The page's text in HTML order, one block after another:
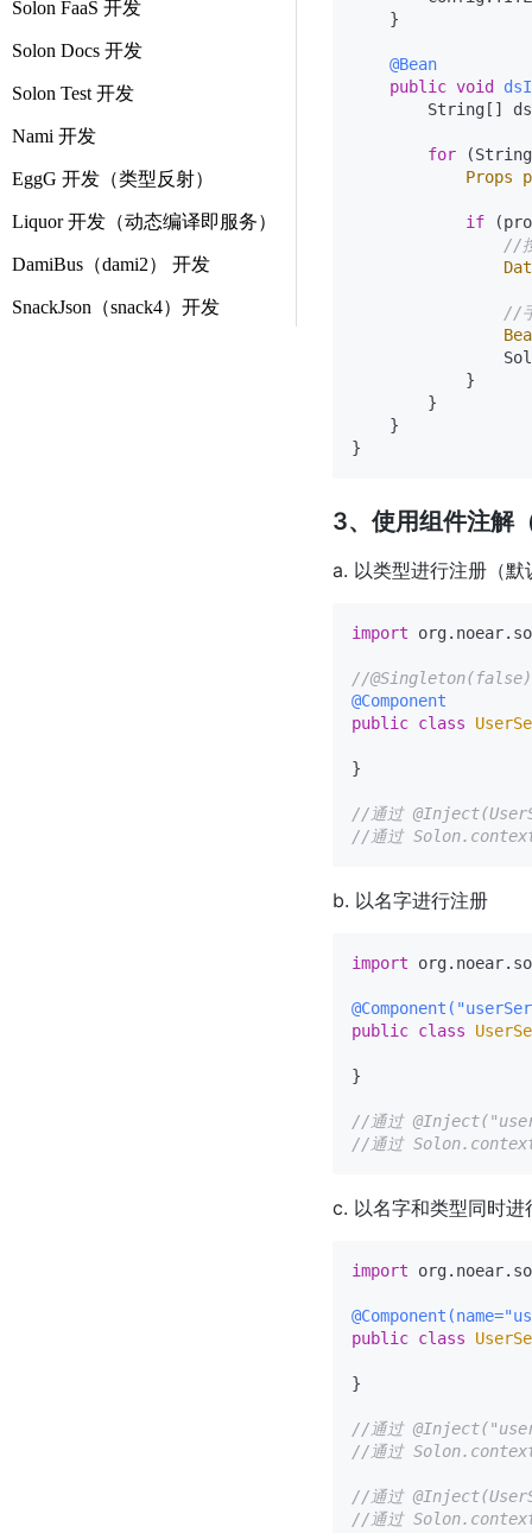
Solon FaaS 开发
Solon Docs 开发
Solon Test 开发
Nami 开发
EggG 开发（类型反射）
Liquor 开发（动态编译即服务）
DamiBus（dami2） 开发
SnackJson（snack4）开发
    }
@Bean
public void
String[]
for (String
Props
if
//
//
            }
        }
    }
3、使用组件注解
a. 以类型进行注册（默
import
//@Singleton(false)
@Component
public class
}
//通过
//通过
b. 以名字进行注册
import
public class
}
//通过
//通过
c. 以名字和类型同时进
import
public class
}
//通过
//通过
//通过
//通过